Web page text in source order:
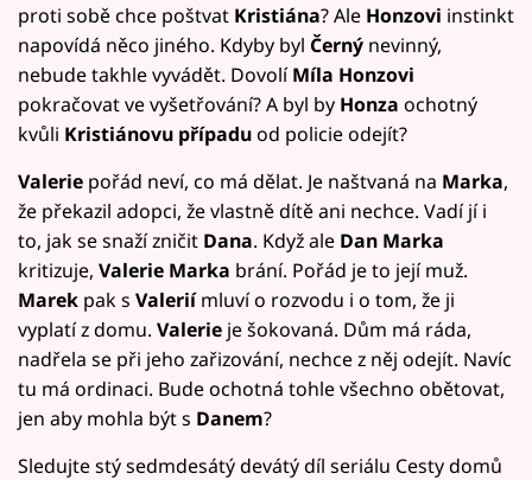
proti sobě chce poštvat Kristiána? Ale Honzovi instinkt
napovídá něco jiného. Kdyby byl Černý nevinný,
nebude takhle vyvádět. DovolíMíla Honzovi
pokračovat ve vyšetřování? A byl by Honza ochotný
kvůli Kristiánovu případuod policie odejít?
Valerie pořád neví, co má dělat. Je naštvaná na Marka,
že překazil adopci, že vlastně dítě ani nechce. Vadí jí i
to, jak se snaží zničit Dana. Když ale Dan Marka
kritizuje, Valerie Marka brání. Pořád je to její muž.
Marek pak s Valeriímluví o rozvodu i o tom, že ji
vyplatí z domu. Valerie je šokovaná. Dům má ráda,
nadřela se při jeho zařizování, nechce z něj odejít. Navíc
tu má ordinaci. Bude ochotná tohle všechno obětovat,
jen aby mohla být s Danem?
Sledujte stý sedmdesátý devátý díl seriálu Cesty domů